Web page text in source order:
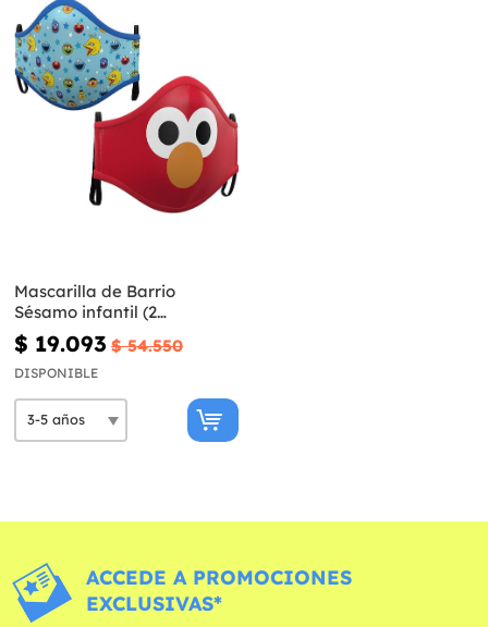
Mascarilla de Barrio
Sésamo infantil (2
unidades)
$ 19.093 $ 54.550
DISPONIBLE
ACCEDE A PROMOCIONES
EXCLUSIVAS*